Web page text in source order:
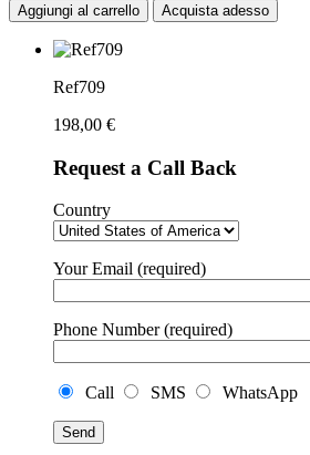
Aggiungi al carrello Acquista adesso
Ref709
198,00 €
Request a Call Back
Country
Your Email (required)
Phone Number (required)
Call SMS WhatsApp